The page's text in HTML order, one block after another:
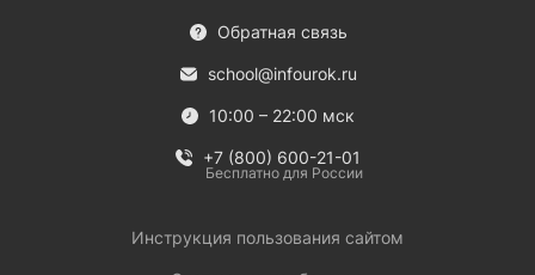
Обратная связь
school@infourok.ru
10:00 – 22:00 мск
+7 (800) 600-21-01
Бесплатно для России
Инструкция пользования сайтом